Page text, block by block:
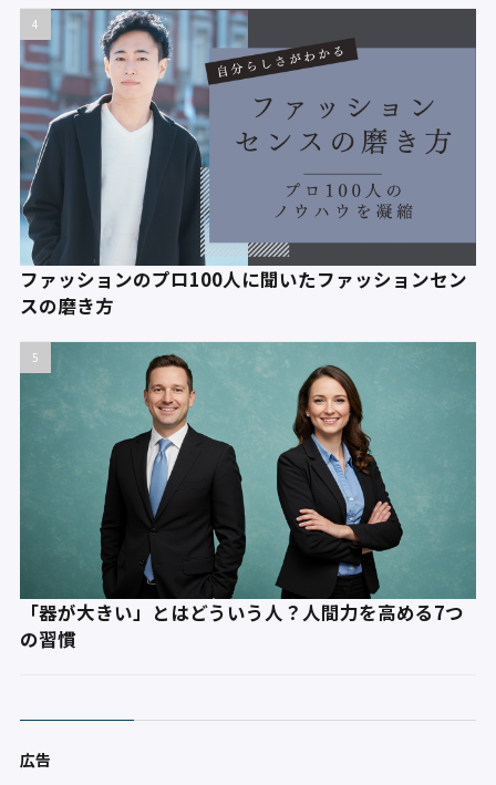
ファッションのプロ100人に聞いたファッションセン
スの磨き方
「器が大きい」とはどういう人？人間力を高める7つ
の習慣
広告